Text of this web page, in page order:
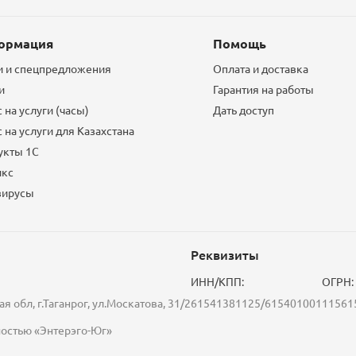
и спецпредложения
на услуги (часы)
на услуги для Казахстана
1С
Помощь
Оплата и доставка
Гарантия на работы
Дать доступ
обл, г.Таганрог, ул.Москатова, 31/2
Реквизиты
ИНН/КПП:
61541381125/615401001
ОГРН:
«Энтерэго-Юг»